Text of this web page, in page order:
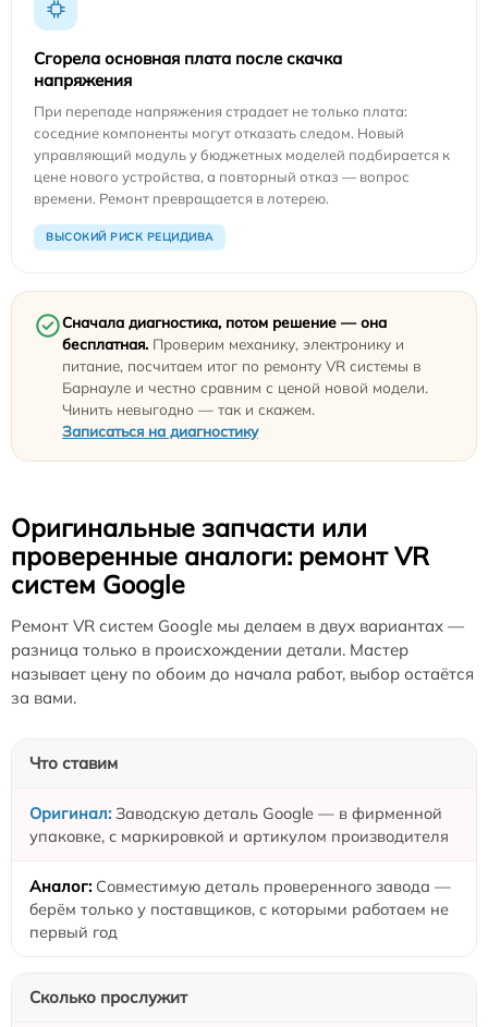
Сгорела основная плата после скачка
напряжения
При перепаде напряжения страдает не только плата:
соседние компоненты могут отказать следом. Новый
управляющий модуль у бюджетных моделей подбирается к
цене нового устройства, а повторный отказ — вопрос
времени. Ремонт превращается в лотерею.
ВЫСОКИЙ РИСК РЕЦИДИВА
Сначала диагностика, потом решение — она
бесплатная. Проверим механику, электронику и
питание, посчитаем итог по ремонту VR системы в
Барнауле и честно сравним с ценой новой модели.
Чинить невыгодно — так и скажем.
Записаться на диагностику
Оригинальные запчасти или
проверенные аналоги: ремонт VR
систем Google
Ремонт VR систем Google мы делаем в двух вариантах —
разница только в происхождении детали. Мастер
называет цену по обоим до начала работ, выбор остаётся
за вами.
Что ставим
Заводскую деталь Google — в фирменной
упаковке, с маркировкой и артикулом производителя
Совместимую деталь проверенного завода —
берём только у поставщиков, с которыми работаем не
первый год
Сколько прослужит